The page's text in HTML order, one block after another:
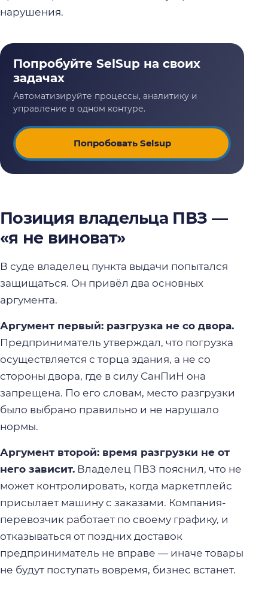
нарушения.
Попробовать Selsup
Позиция владельца ПВЗ —
«я не виноват»
В суде владелец пункта выдачи попытался
защищаться. Он привёл два основных
аргумента.
Аргумент первый: разгрузка не со двора.
Предприниматель утверждал, что погрузка
осуществляется с торца здания, а не со
стороны двора, где в силу СанПиН она
запрещена. По его словам, место разгрузки
было выбрано правильно и не нарушало
нормы.
Аргумент второй: время разгрузки не от
него зависит. Владелец ПВЗ пояснил, что не
может контролировать, когда маркетплейс
присылает машину с заказами. Компания-
перевозчик работает по своему графику, и
отказываться от поздних доставок
предприниматель не вправе — иначе товары
не будут поступать вовремя, бизнес встанет.